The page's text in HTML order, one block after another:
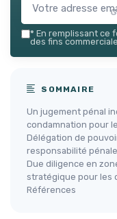
* En remplissant ce
des fins
SOMMAIRE
Un jugement pénal
condamnation pour
Délégation de
responsabilité
Due diligence en
stratégique pour les
Références